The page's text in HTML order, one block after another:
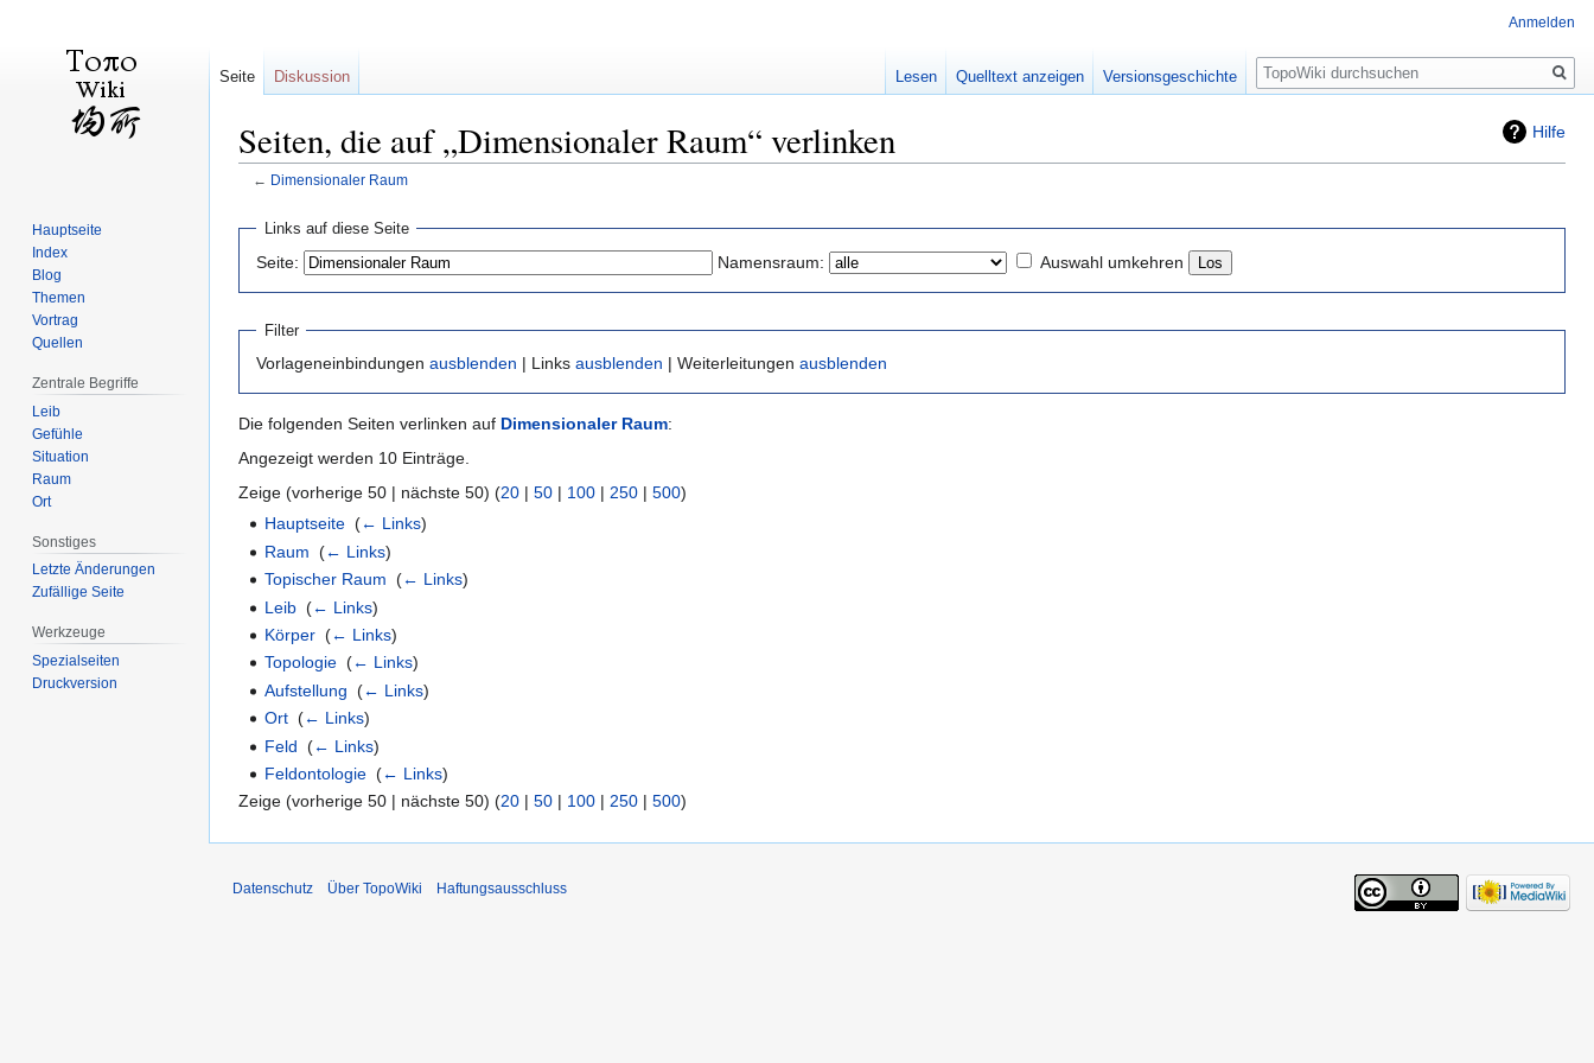
Hilfe
Seiten, die auf „Dimensionaler Raum“ verlinken
← Dimensionaler Raum
Navigation
springen
springen
Links auf diese Seite
Seite: Namensraum: Auswahl umkehren
Filter
Vorlageneinbindungen ausblenden | Links ausblenden | Weiterleitungen ausblenden
Die folgenden Seiten verlinken auf Dimensionaler Raum:
Angezeigt werden 10 Einträge.
Zeige (vorherige 50 | nächste 50) (20 | 50 | 100 | 250 | 500)
Hauptseite ‎(← Links)
Raum ‎(← Links)
Topischer Raum ‎(← Links)
Leib ‎(← Links)
Körper ‎(← Links)
Topologie ‎(← Links)
Aufstellung ‎(← Links)
Ort ‎(← Links)
Feld ‎(← Links)
Feldontologie ‎(← Links)
Zeige (vorherige 50 | nächste 50) (20 | 50 | 100 | 250 | 500)
Anmelden
Seite Diskussion Lesen Quelltext anzeigen Versionsgeschichte
Suche
Hauptseite
Index
Blog
Themen
Vortrag
Quellen
Zentrale Begriffe
Leib
Gefühle
Situation
Raum
Ort
Sonstiges
Letzte Änderungen
Zufällige Seite
Werkzeuge
Spezialseiten
Druckversion
Datenschutz Über TopoWiki Haftungsausschluss